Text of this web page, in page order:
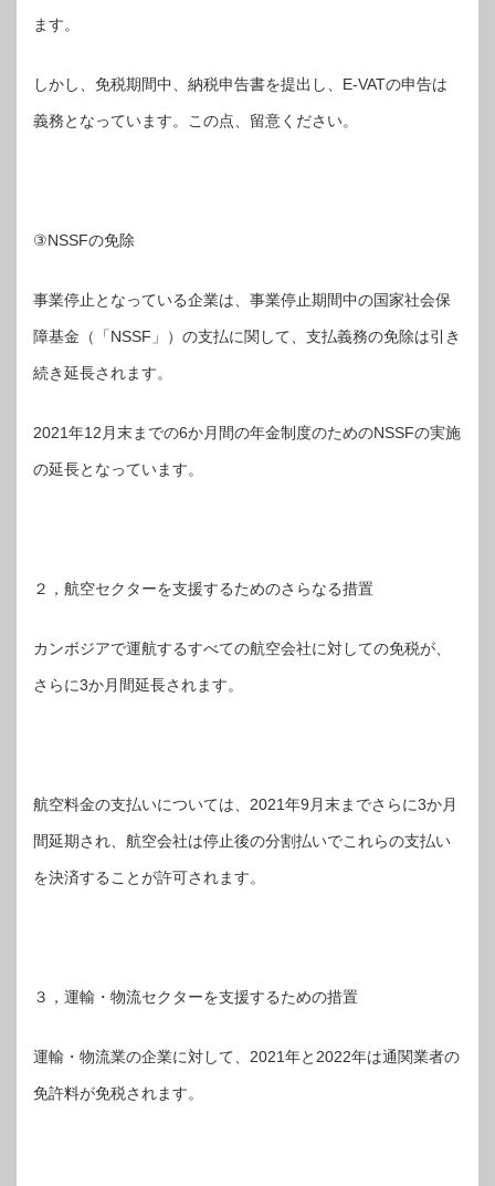
ます。
しかし、免税期間中、納税申告書を提出し、E-VATの申告は
義務となっています。この点、留意ください。
③NSSFの免除
事業停止となっている企業は、事業停止期間中の国家社会保
障基金（「NSSF」）の支払に関して、支払義務の免除は引き
続き延長されます。
2021年12月末までの6か月間の年金制度のためのNSSFの実施
の延長となっています。
２，航空セクターを支援するためのさらなる措置
カンボジアで運航するすべての航空会社に対しての免税が、
さらに3か月間延長されます。
航空料金の支払いについては、2021年9月末までさらに3か月
間延期され、航空会社は停止後の分割払いでこれらの支払い
を決済することが許可されます。
３，運輸・物流セクターを支援するための措置
運輸・物流業の企業に対して、2021年と2022年は通関業者の
免許料が免税されます。